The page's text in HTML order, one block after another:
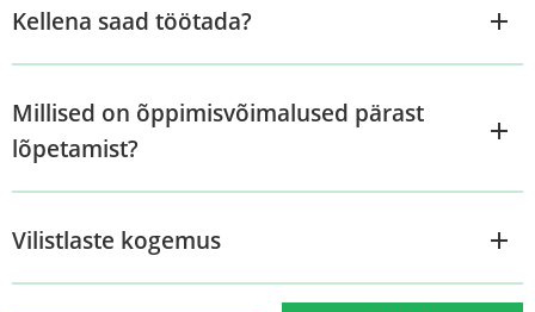
Kellena saad töötada?
Millised on õppimisvõimalused pärast
lõpetamist?
Vilistlaste kogemus